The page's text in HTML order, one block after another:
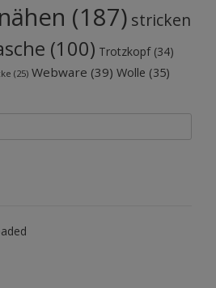
(187) stricken
(100) Trotzkopf(34)
(25) Webware (39) Wolle (35)